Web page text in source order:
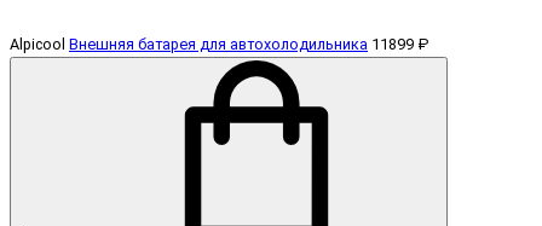
Alpicool Внешняя батарея для автохолодильника 11899 ₽